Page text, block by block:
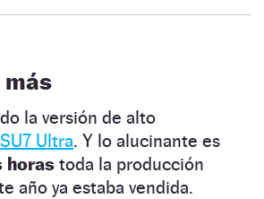
más
la versión de alto
SU7 Ultra. Y lo alucinante es
horas toda la producción
año ya estaba vendida.